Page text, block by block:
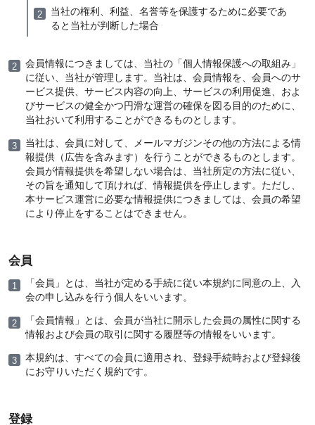
当社の権利、利益、名誉等を保護するために必要であ
ると当社が判断した場合
会員情報につきましては、当社の「個人情報保護への取組み」
に従い、当社が管理します。当社は、会員情報を、会員へのサ
ービス提供、サービス内容の向上、サービスの利用促進、およ
びサービスの健全かつ円滑な運営の確保を図る目的のために、
当社おいて利用することができるものとします。
当社は、会員に対して、メールマガジンその他の方法による情
報提供（広告を含みます）を行うことができるものとします。
会員が情報提供を希望しない場合は、当社所定の方法に従い、
その旨を通知して頂ければ、情報提供を停止します。ただし、
本サービス運営に必要な情報提供につきましては、会員の希望
により停止をすることはできません。
会員
「会員」とは、当社が定める手続に従い本規約に同意の上、入
会の申し込みを行う個人をいいます。
「会員情報」とは、会員が当社に開示した会員の属性に関する
情報および会員の取引に関する履歴等の情報をいいます。
本規約は、すべての会員に適用され、登録手続時および登録後
にお守りいただく規約です。
登録